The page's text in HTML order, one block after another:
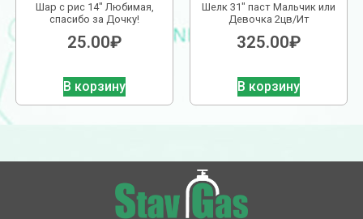
Шар с рис 14″ Любимая,
спасибо за Дочку!
25.00₽
В корзину
Шелк 31″ паст Мальчик или
Девочка 2цв/Ит
325.00₽
В корзину